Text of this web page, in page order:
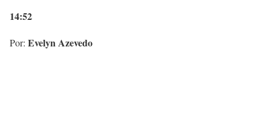
14:52
Por: Evelyn Azevedo